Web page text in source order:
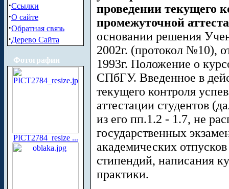
·Ссылки
·О сайте
·Обратная связь
·Дерево Сайта
Фотографии
PICT2784_resize ...
проведении текущего
промежуточной
основании решения
2002г. (протокол №10),
1993г. Положение о
СПбГУ. Введенное в
текущего контроля
аттестации студентов
из его пп.1.2 - 1.7, не
государственных
академических
стипендий, написания
практики.